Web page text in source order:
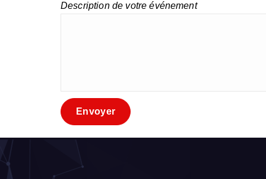
Description de votre événement